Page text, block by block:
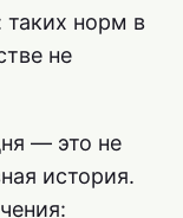
таких норм в
не
— это не
история.